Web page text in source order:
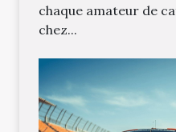
chaque amateur de
chez...